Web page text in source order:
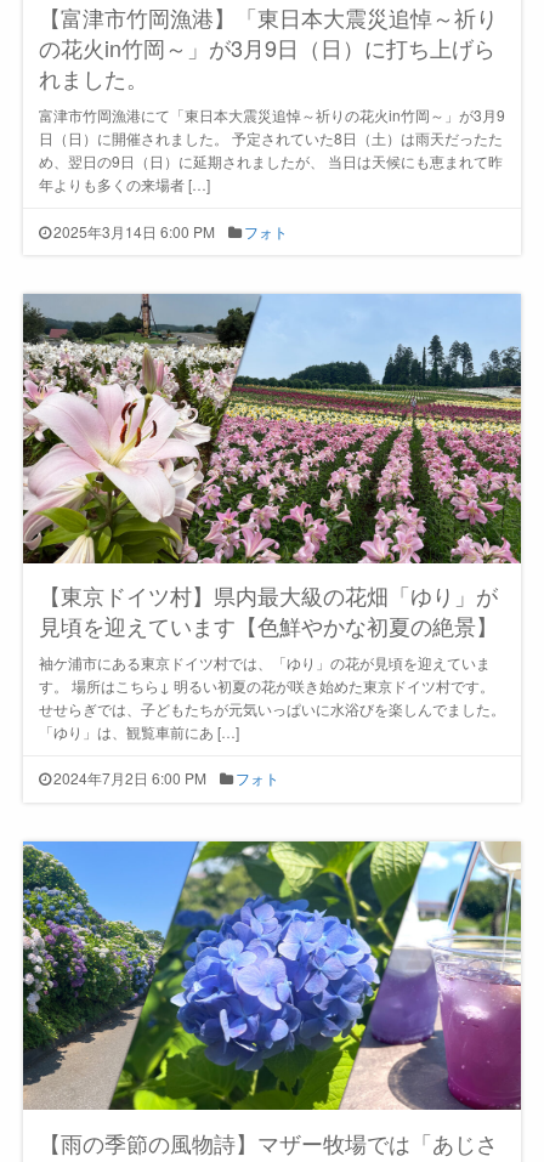
【富津市竹岡漁港】「東日本大震災追悼～祈り
の花火in竹岡～」が3月9日（日）に打ち上げら
れました。
富津市竹岡漁港にて「東日本大震災追悼～祈りの花火in竹岡～」が3月9
日（日）に開催されました。 予定されていた8日（土）は雨天だったた
め、翌日の9日（日）に延期されましたが、 当日は天候にも恵まれて昨
年よりも多くの来場者 […]
2025年3月14日 6:00 PM フォト
【東京ドイツ村】県内最大級の花畑「ゆり」が
見頃を迎えています【色鮮やかな初夏の絶景】
袖ケ浦市にある東京ドイツ村では、「ゆり」の花が見頃を迎えていま
す。 場所はこちら↓ 明るい初夏の花が咲き始めた東京ドイツ村です。
せせらぎでは、子どもたちが元気いっぱいに水浴びを楽しんでました。
「ゆり」は、観覧車前にあ […]
2024年7月2日 6:00 PM フォト
【雨の季節の風物詩】マザー牧場では「あじさ